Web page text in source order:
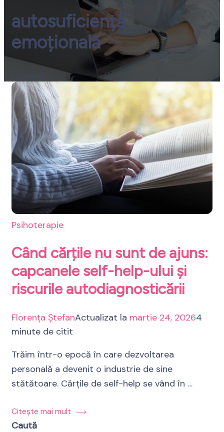
spre Bine
autosuficiență
emoțională
1 rezultat
Psihoterapie
Când cărțile nu sunt de ajuns:
capcanele self-help-ului și
riscurile autodiagnosticării
Florența ȘtefanActualizat la martie 24, 20264
minute de citit
Trăim într-o epocă în care dezvoltarea
personală a devenit o industrie de sine
stătătoare. Cărțile de self-help se vând în …
Citește mai mult
Caută